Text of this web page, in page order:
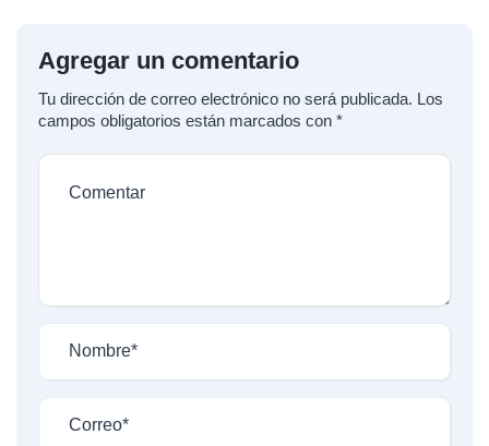
Agregar un comentario
Tu dirección de correo electrónico no será publicada. Los
campos obligatorios están marcados con *